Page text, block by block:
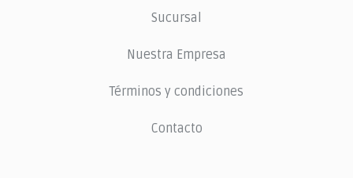
Sucursal
Nuestra Empresa
Términos y condiciones
Contacto